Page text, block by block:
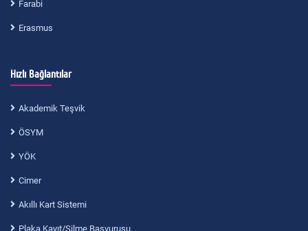
Farabi
Erasmus
Hızlı Bağlantılar
Akademik Teşvik
ÖSYM
YÖK
Cimer
Akıllı Kart Sistemi
Plaka Kayıt/Silme Başvurusu